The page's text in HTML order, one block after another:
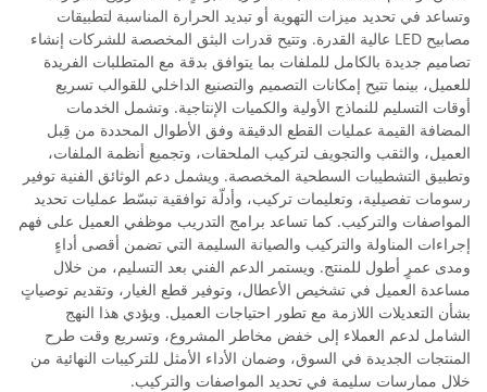
وتساعد في تحديد ميزات التهوية أو تبديد الحرارة المناسبة لتطبيقات
مصابيح LED عالية القدرة. وتتيح قدرات البثق المخصصة للشركات إنشاء
تصاميم جديدة بالكامل للملفات بما يتوافق بدقة مع المتطلبات الفريدة
للعميل، بينما تتيح إمكانات التصميم والتصنيع الداخلي للقوالب تسريع
أوقات التسليم للنماذج الأولية والكميات الإنتاجية. وتشمل الخدمات
المضافة القيمة عمليات القطع الدقيقة وفق الأطوال المحددة من قِبل
العميل، والثقب والتجويف لتركيب الملحقات، وتجميع أنظمة الملفات،
وتطبيق التشطيبات السطحية المخصصة. ويشمل دعم الوثائق الفنية توفير
رسومات تفصيلية، وتعليمات تركيب، وأدلّة توافقية تبسّط عمليات تحديد
المواصفات والتركيب. كما تساعد برامج التدريب موظفي العميل على فهم
إجراءات المناولة والتركيب والصيانة السليمة التي تضمن أقصى أداءٍ
ومدى عمرٍ أطول للمنتج. ويستمر الدعم الفني بعد التسليم، من خلال
مساعدة العميل في تشخيص الأعطال، وتوفير قطع الغيار، وتقديم توصياتٍ
بشأن التعديلات اللازمة مع تطور احتياجات العميل. ويؤدي هذا النهج
الشامل لدعم العملاء إلى خفض مخاطر المشروع، وتسريع وقت طرح
المنتجات الجديدة في السوق، وضمان الأداء الأمثل للتركيبات النهائية من
خلال ممارسات سليمة في تحديد المواصفات والتركيب.